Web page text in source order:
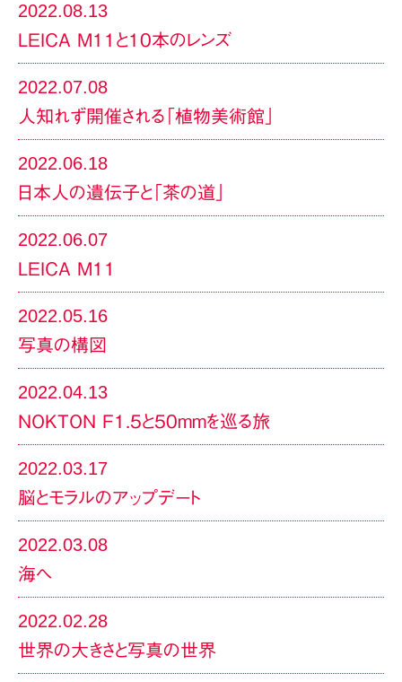
2022.08.13
LEICA M11と10本のレンズ
2022.07.08
人知れず開催される「植物美術館」
2022.06.18
日本人の遺伝子と「茶の道」
2022.06.07
LEICA M11
2022.05.16
写真の構図
2022.04.13
NOKTON F1.5と50mmを巡る旅
2022.03.17
脳とモラルのアップデート
2022.03.08
海へ
2022.02.28
世界の大きさと写真の世界